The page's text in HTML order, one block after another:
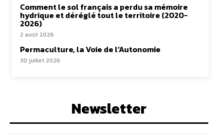
Comment le sol français a perdu sa mémoire
hydrique et déréglé tout le territoire (2020-
2026)
2 août 2026
Permaculture, la Voie de l’Autonomie
30 juillet 2026
Newsletter